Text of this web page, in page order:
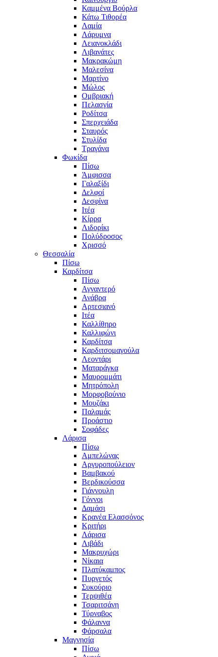
Καμμένα Βούρλα
Κάτω Τιθορέα
Λαμία
Λάρυμνα
Λειανοκλάδι
Λιβανάτες
Μακρακώμη
Μαλεσίνα
Μαρτίνο
Μώλος
Ομβριακή
Πελασγία
Ροδίτσα
Σπερχειάδα
Σταυρός
Στυλίδα
Τραγάνα
Φωκίδα
Πίσω
Άμφισσα
Γαλαξίδι
Δελφοί
Δεσφίνα
Ιτέα
Κίρρα
Λιδορίκι
Πολύδροσος
Χρισσό
Θεσσαλία
Πίσω
Καρδίτσα
Πίσω
Αγναντερό
Ανάβρα
Αρτεσιανό
Ιτέα
Καλλίθηρο
Καλλιφώνι
Καρδίτσα
Καρδιτσομαγούλα
Λεοντάρι
Ματαράγκα
Μαυρομμάτι
Μητρόπολη
Μορφοβούνιο
Μουζάκι
Παλαμάς
Προάστιο
Σοφάδες
Λάρισα
Πίσω
Αμπελώνας
Αργυροπούλειον
Βαμβακού
Βερδικούσσα
Γιάννουλη
Γόννοι
Δαμάσι
Κρανέα Ελασσόνος
Κριτήρι
Λάρισα
Λιβάδι
Μακρυχώρι
Νίκαια
Πλατύκαμπος
Πυργετός
Συκούριο
Τερψιθέα
Τσαριτσάνη
Τύρναβος
Φάλαννα
Φάρσαλα
Μαγνησία
Πίσω